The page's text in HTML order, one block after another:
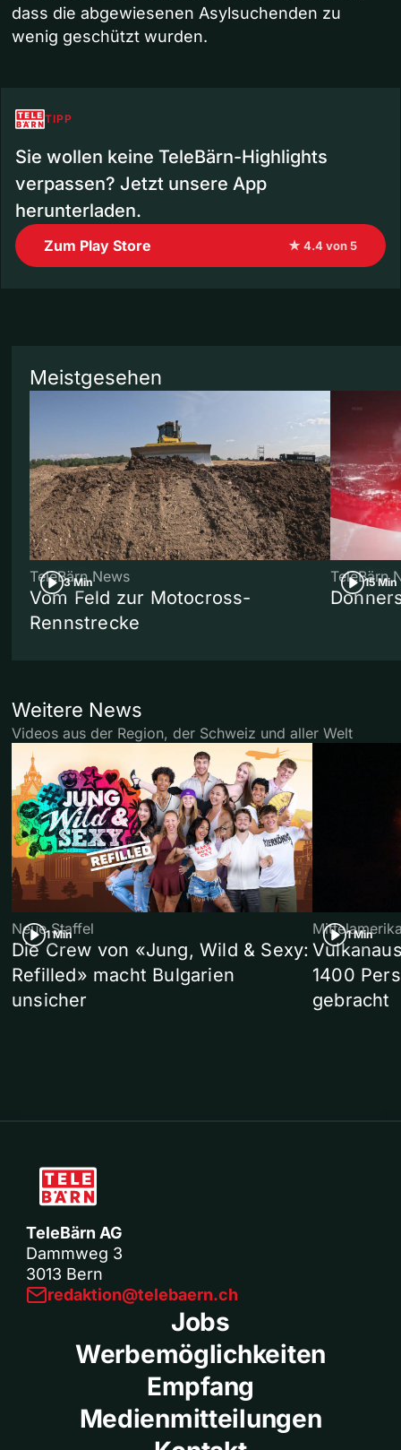
dass die abgewiesenen Asylsuchenden zu
wenig geschützt wurden.
TIPP
Sie wollen keine TeleBärn-Highlights
verpassen? Jetzt unsere App
herunterladen.
Zum Play Store ★ 4.4 von 5
Meistgesehen
3 Min
TeleBärn News
Vom Feld zur Motocross-
Rennstrecke
15 Min
TeleBärn
Weitere News
Videos aus der Region, der Schweiz und aller Welt
1 Min
Neue Staffel
Die Crew von «Jung, Wild & Sexy:
Refilled» macht Bulgarien
unsicher
1 Min
1400
gebracht
TeleBärn AG
Dammweg 3
3013 Bern
redaktion@telebaern.ch
Jobs
Werbemöglichkeiten
Empfang
Medienmitteilungen